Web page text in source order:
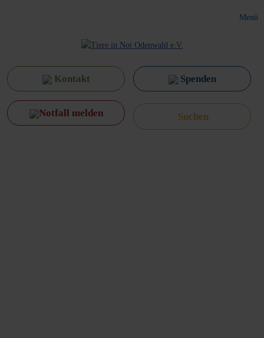
Menü
Kontakt Spenden
Notfall melden